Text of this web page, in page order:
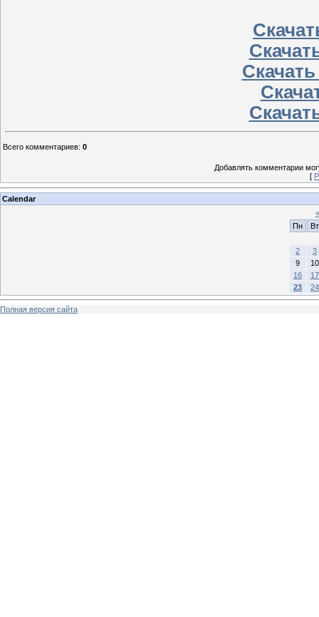
Всего комментариев: 0
Добавлять комментарии
[
Calendar
«
Пн
Вт
2
3
9
10
16
17
23
24
Полная версия сайта